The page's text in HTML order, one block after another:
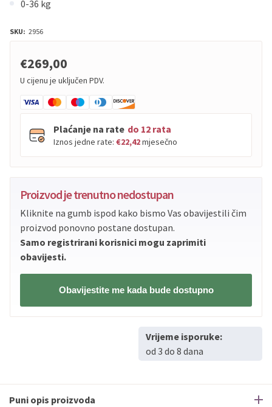
0-36 kg
SKU: 2956
€269,00
U cijenu je uključen PDV.
Plaćanje na rate do 12 rata
Iznos jedne rate: €22,42mjesečno
Visa Premium
Erste
Diners do12rata
Maestro do
Erste
Sve banke Visa
Jednokratno
Jednokratno
Proizvod je trenutno nedostupan
Kliknite na gumb ispod kako bismo Vas obavijestili čim
proizvod ponovno postane dostupan.
Samo registrirani korisnici mogu zaprimiti
obavijesti.
Obavijestite me kada bude dostupno
Vrijeme isporuke:
od 3 do 8 dana
Puni opis proizvoda